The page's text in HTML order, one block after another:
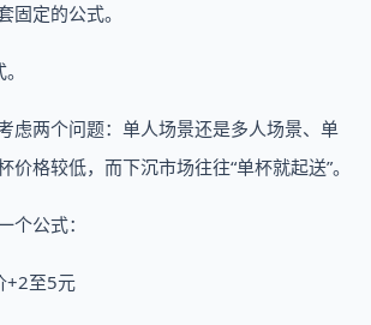
固定的公式。
虑两个问题：单人场景还是多人场景、单
价格较低，而下沉市场往往“单杯就起送”。
个公式：
+2至5元